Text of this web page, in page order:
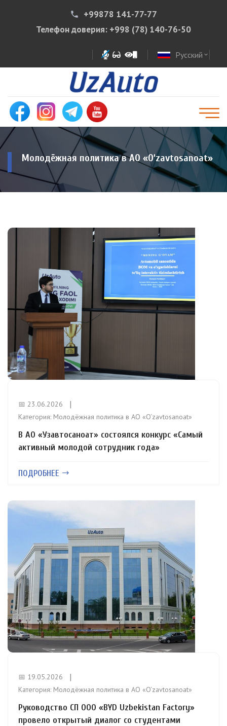
phone
+99878 141-77-77
Телефон доверия: +998 (78) 140-76-50
Русский expand_more
Молодёжная политика в АО «O‘zavtosanoat»
📅 23.06.2026
Категория: Молодёжная политика в АО «O‘zavtosanoat»
В АО «Узавтосаноат» состоялся конкурс «Самый
активный молодой сотрудник года»
ПОДРОБНЕЕ
📅 19.05.2026
Категория: Молодёжная политика в АО «O‘zavtosanoat»
Руководство СП ООО «BYD Uzbekistan Factory»
провело открытый диалог со студентами